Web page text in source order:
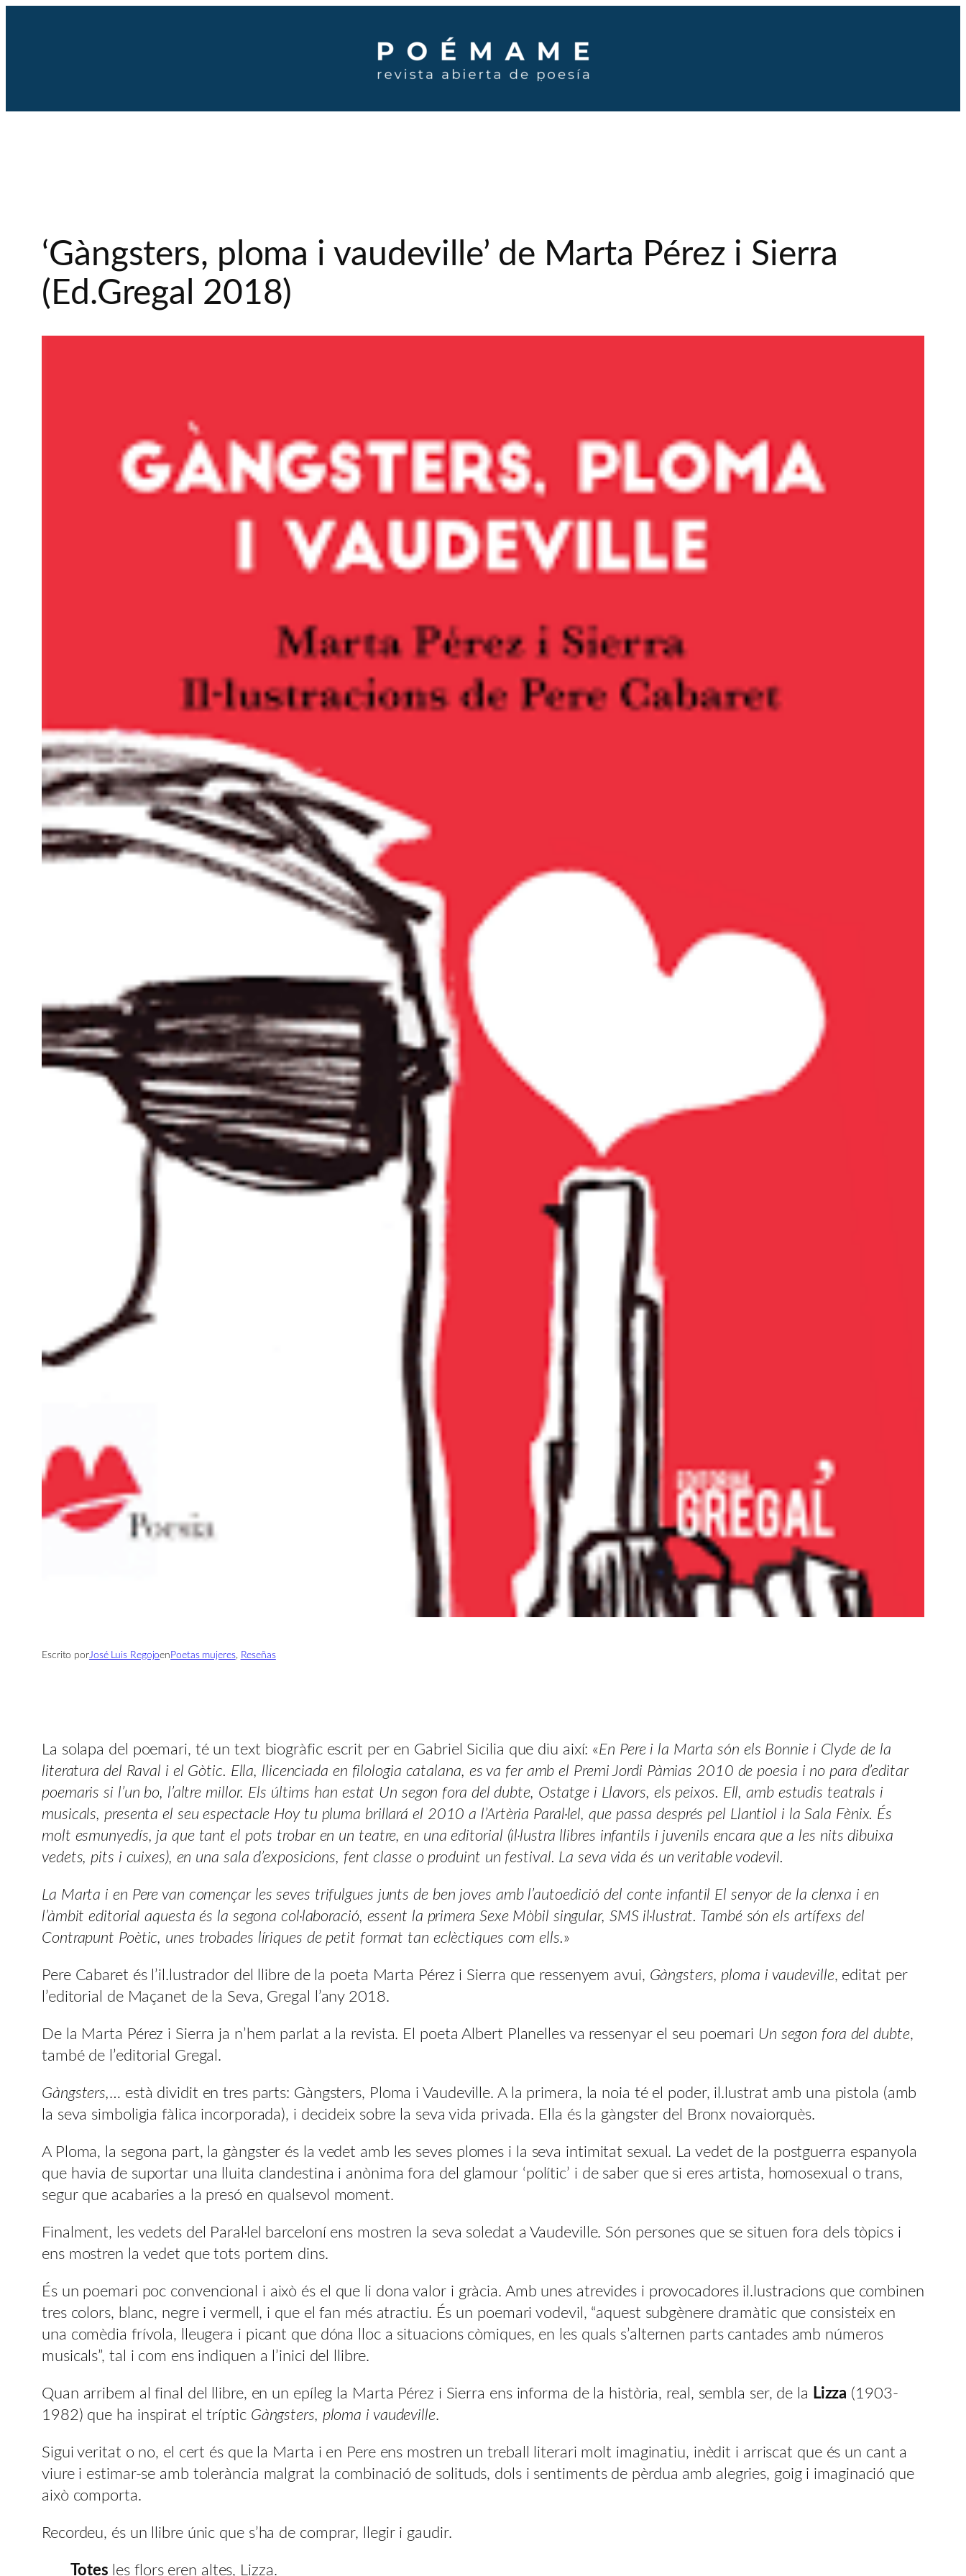
‘Gàngsters, ploma i vaudeville’ de Marta Pérez i Sierra
(Ed.Gregal 2018)
Escrito porJosé Luis Regojoen Poetas mujeres, Reseñas
La solapa del poemari, té un text biogràfic escrit per en Gabriel Sicilia que diu així: «En Pere i la Marta són els Bonnie i Clyde de la
literatura del Raval i el Gòtic. Ella, llicenciada en filologia catalana, es va fer amb el Premi Jordi Pàmias 2010 de poesia i no para d’editar
poemaris si l’un bo, l’altre millor. Els últims han estat Un segon fora del dubte, Ostatge i Llavors, els peixos. Ell, amb estudis teatrals i
musicals, presenta el seu espectacle Hoy tu pluma brillará el 2010 a l’Artèria Paral·lel, que passa després pel Llantiol i la Sala Fènix. És
molt esmunyedís, ja que tant el pots trobar en un teatre, en una editorial (il·lustra llibres infantils i juvenils encara que a les nits dibuixa
vedets, pits i cuixes), en una sala d’exposicions, fent classe o produint un festival. La seva vida és un veritable vodevil.
La Marta i en Pere van començar les seves trifulgues junts de ben joves amb l’autoedició del conte infantil El senyor de la clenxa i en
l’àmbit editorial aquesta és la segona col·laboració, essent la primera Sexe Mòbil singular, SMS il·lustrat. També són els artífexs del
Contrapunt Poètic, unes trobades líriques de petit format tan eclèctiques com ells.»
Pere Cabaret és l’il.lustrador del llibre de la poeta Marta Pérez i Sierra que ressenyem avui, Gàngsters, ploma i vaudeville, editat per
l’editorial de Maçanet de la Seva, Gregal l’any 2018.
De la Marta Pérez i Sierra ja n’hem parlat a la revista. El poeta Albert Planelles va ressenyar el seu poemari Un segon fora del dubte,
també de l’editorial Gregal.
Gàngsters,… està dividit en tres parts: Gàngsters, Ploma i Vaudeville. A la primera, la noia té el poder, il.lustrat amb una pistola (amb
la seva simboligia fàlica incorporada), i decideix sobre la seva vida privada. Ella és la gàngster del Bronx novaiorquès.
A Ploma, la segona part, la gàngster és la vedet amb les seves plomes i la seva intimitat sexual. La vedet de la postguerra espanyola
que havia de suportar una lluita clandestina i anònima fora del glamour ‘polític’ i de saber que si eres artista, homosexual o trans,
segur que acabaries a la presó en qualsevol moment.
Finalment, les vedets del Paral·lel barceloní ens mostren la seva soledat a Vaudeville. Són persones que se situen fora dels tòpics i
ens mostren la vedet que tots portem dins.
És un poemari poc convencional i això és el que li dona valor i gràcia. Amb unes atrevides i provocadores il.lustracions que combinen
tres colors, blanc, negre i vermell, i que el fan més atractiu. És un poemari vodevil, “aquest subgènere dramàtic que consisteix en
una comèdia frívola, lleugera i picant que dóna lloc a situacions còmiques, en les quals s’alternen parts cantades amb números
musicals”, tal i com ens indiquen a l’inici del llibre.
Quan arribem al final del llibre, en un epíleg la Marta Pérez i Sierra ens informa de la història, real, sembla ser, de la Lizza (1903-
1982) que ha inspirat el tríptic Gàngsters, ploma i vaudeville.
Sigui veritat o no, el cert és que la Marta i en Pere ens mostren un treball literari molt imaginatiu, inèdit i arriscat que és un cant a
viure i estimar-se amb tolerància malgrat la combinació de solituds, dols i sentiments de pèrdua amb alegries, goig i imaginació que
això comporta.
Recordeu, és un llibre únic que s’ha de comprar, llegir i gaudir.
Totes les flors eren altes, Lizza.